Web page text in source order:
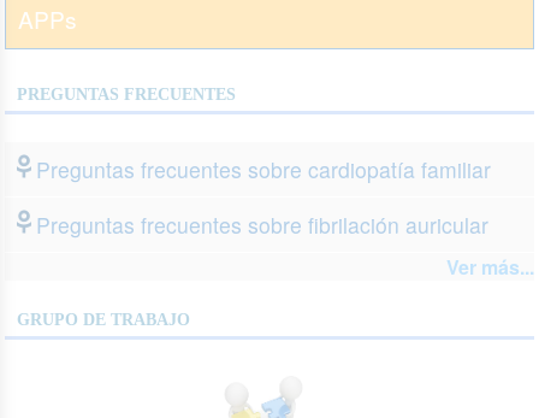
APPs
PREGUNTAS FRECUENTES
Preguntas frecuentes sobre cardiopatía familiar
Preguntas frecuentes sobre fibrilación auricular
Ver más...
GRUPO DE TRABAJO